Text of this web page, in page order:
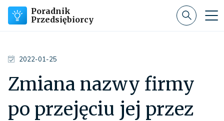
Poradnik
Przedsiębiorcy
2022-01-25
Zmiana nazwy firmy
po przejęciu jej przez